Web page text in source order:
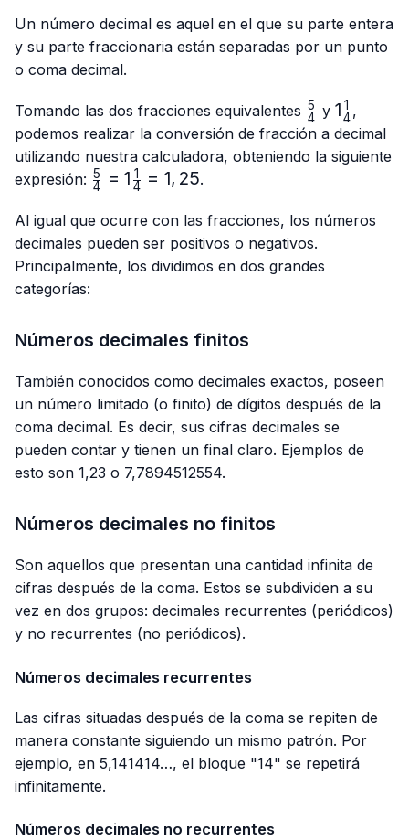
Un número decimal es aquel en el que su parte entera
y su parte fraccionaria están separadas por un punto
o coma decimal.
Tomando las dos fracciones equivalentes \frac{5}
{4}
4
5 y 1\frac{1}
{4}
14
1 ,
podemos realizar la conversión de fracción a decimal
utilizando nuestra calculadora, obteniendo la siguiente
expresión: \frac{5}
{4}=1,25
4
5 = 1 4
1 = 1, 25.
Al igual que ocurre con las fracciones, los números
decimales pueden ser positivos o negativos.
Principalmente, los dividimos en dos grandes
categorías:
Números decimales finitos
También conocidos como decimales exactos, poseen
un número limitado (o finito) de dígitos después de la
coma decimal. Es decir, sus cifras decimales se
pueden contar y tienen un final claro. Ejemplos de
esto son 1,23 o 7,7894512554.
Números decimales no finitos
Son aquellos que presentan una cantidad infinita de
cifras después de la coma. Estos se subdividen a su
vez en dos grupos: decimales recurrentes (periódicos)
y no recurrentes (no periódicos).
Números decimales recurrentes
Las cifras situadas después de la coma se repiten de
manera constante siguiendo un mismo patrón. Por
ejemplo, en 5,141414…, el bloque "14" se repetirá
infinitamente.
Números decimales no recurrentes